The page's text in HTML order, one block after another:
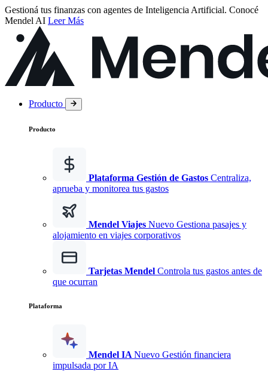
Gestioná tus finanzas con agentes de Inteligencia Artificial. Conocé
Mendel AI Leer Más
Producto
Producto
Plataforma Gestión de Gastos Centraliza,
aprueba y monitorea tus gastos
Mendel Viajes Nuevo Gestiona pasajes y
alojamiento en viajes corporativos
Tarjetas Mendel Controla tus gastos antes de
que ocurran
Plataforma
Mendel IA Nuevo Gestión financiera
impulsada por IA